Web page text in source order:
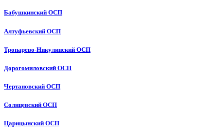
Бабушкинский ОСП
Алтуфьевский ОСП
Тропарево-Никулинский ОСП
Дорогомиловский ОСП
Чертановский ОСП
Солнцевский ОСП
Царицынский ОСП